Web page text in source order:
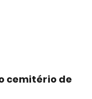
cemitério de